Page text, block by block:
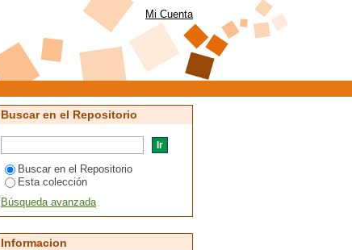
Mi Cuenta
Buscar en el Repositorio
Buscar en el Repositorio
Esta colección
Búsqueda avanzada
Informacion